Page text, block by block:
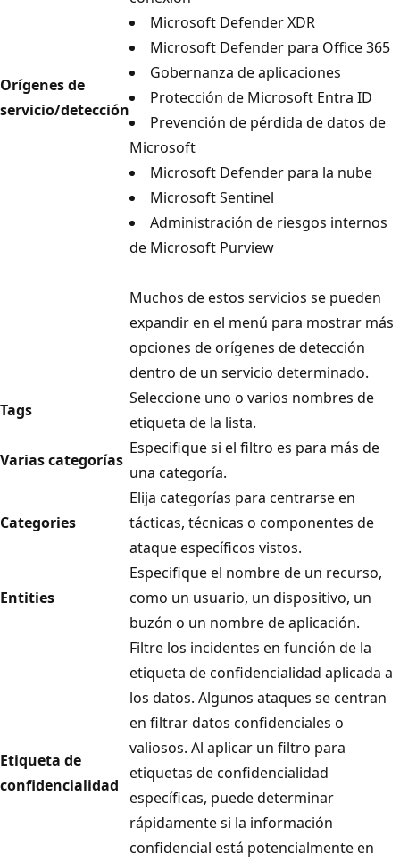
Orígenes de
servicio/detección
Microsoft Defender XDR
Microsoft Defender para Office 365
Gobernanza de aplicaciones
Protección de Microsoft Entra ID
Prevención de pérdida de datos de
Microsoft
Microsoft Defender para la nube
Microsoft Sentinel
Administración de riesgos internos
de Microsoft Purview
Muchos de estos servicios se pueden
expandir en el menú para mostrar más
opciones de orígenes de detección
dentro de un servicio determinado.
Tags
Seleccione uno o varios nombres de
etiqueta de la lista.
Varias categorías
Especifique si el filtro es para más de
una categoría.
Categories
Elija categorías para centrarse en
tácticas, técnicas o componentes de
ataque específicos vistos.
Entities
Especifique el nombre de un recurso,
como un usuario, un dispositivo, un
buzón o un nombre de aplicación.
Etiqueta de
confidencialidad
Filtre los incidentes en función de la
etiqueta de confidencialidad aplicada a
los datos. Algunos ataques se centran
en filtrar datos confidenciales o
valiosos. Al aplicar un filtro para
etiquetas de confidencialidad
específicas, puede determinar
rápidamente si la información
confidencial está potencialmente en